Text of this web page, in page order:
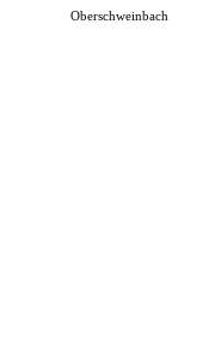
Oberschweinbach